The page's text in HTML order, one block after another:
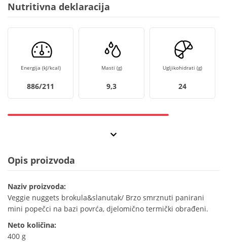
Nutritivna deklaracija
Energija (kJ/kcal)
886/211
Masti (g)
9,3
Ugljikohidrati (g)
24
Opis proizvoda
Naziv proizvoda:
Veggie nuggets brokula&slanutak/ Brzo smrznuti panirani
mini popečci na bazi povrća, djelomično termički obrađeni.
Neto količina:
400 g